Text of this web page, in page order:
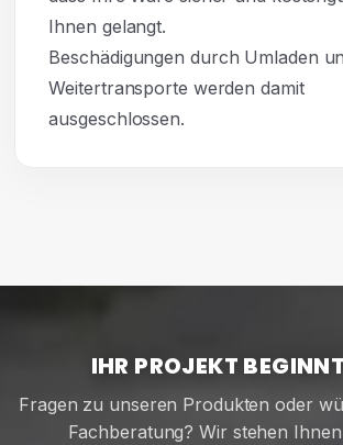
Ihnen gelangt.
Beschädigungen durch Umladen
Weitertransporte werden damit
ausgeschlossen.
IHR PROJEKT
Fragen zu unseren Produkten oder
Fachberatung? Wir stehen